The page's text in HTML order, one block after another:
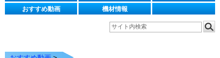
おすすめ動画
機材情報